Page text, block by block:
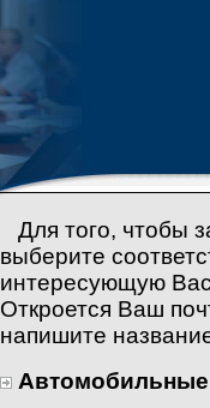
Для того, чтобы
выберите
интересующую
Откроется Ваш
напишите